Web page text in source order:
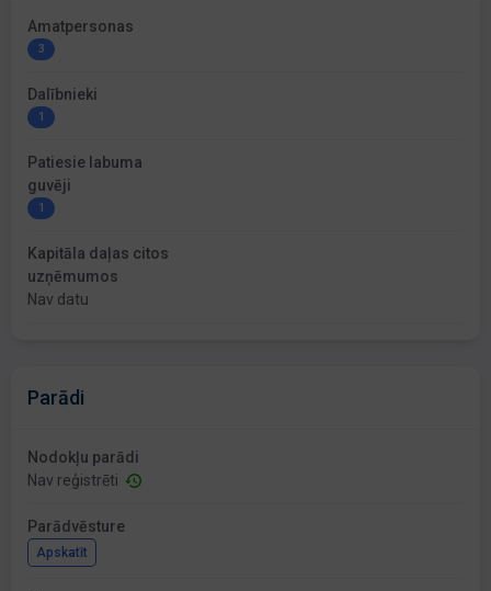
Amatpersonas
3
Dalībnieki
1
Patiesie labuma
guvēji
1
Kapitāla daļas citos
uzņēmumos
Nav datu
Parādi
Nodokļu parādi
Nav reģistrēti
Parādvēsture
Apskatīt